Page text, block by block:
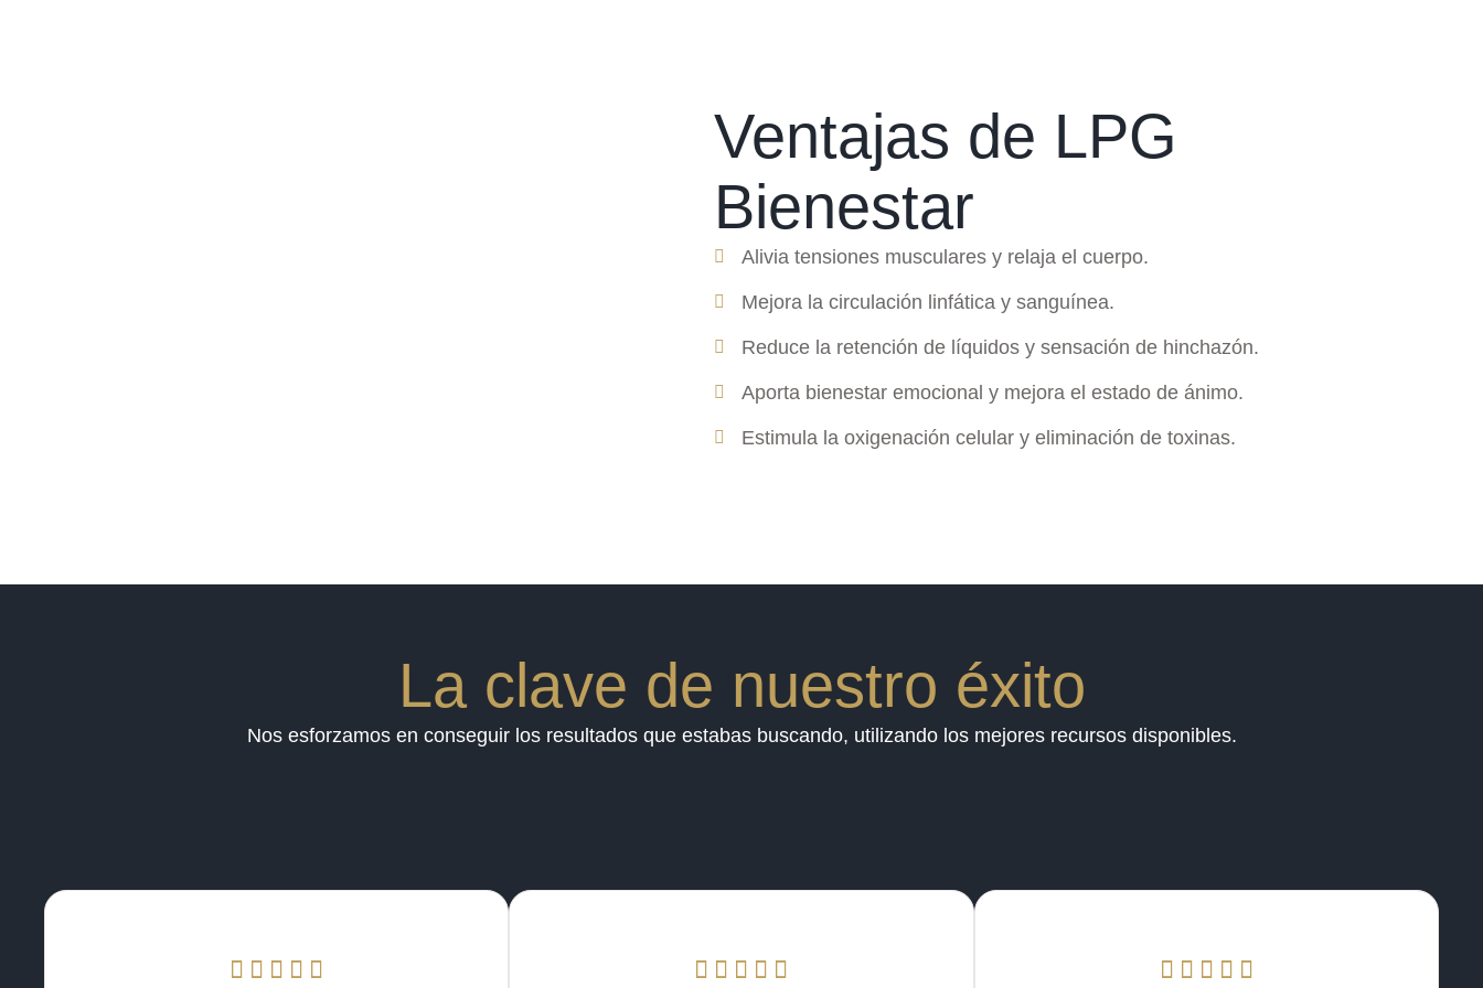
Ventajas de LPG
Bienestar
Alivia tensiones musculares y relaja el cuerpo.
Mejora la circulación linfática y sanguínea.
Reduce la retención de líquidos y sensación de hinchazón.
Aporta bienestar emocional y mejora el estado de ánimo.
Estimula la oxigenación celular y eliminación de toxinas.
La clave de nuestro éxito
Nos esforzamos en conseguir los resultados que estabas buscando, utilizando los mejores recursos disponibles.